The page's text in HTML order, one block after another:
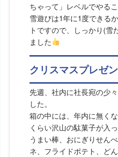
ちゃって」レベルでやる
雪遊びは1年に1度できる
トですので、しっかり(雪
ました
クリスマスプレゼ
先週、社内に社長宛の少
した。
箱の中には、年内に無く
くらい沢山の駄菓子が入っ
うまい棒、おにぎりせん
ネ、フライドポテト、ど